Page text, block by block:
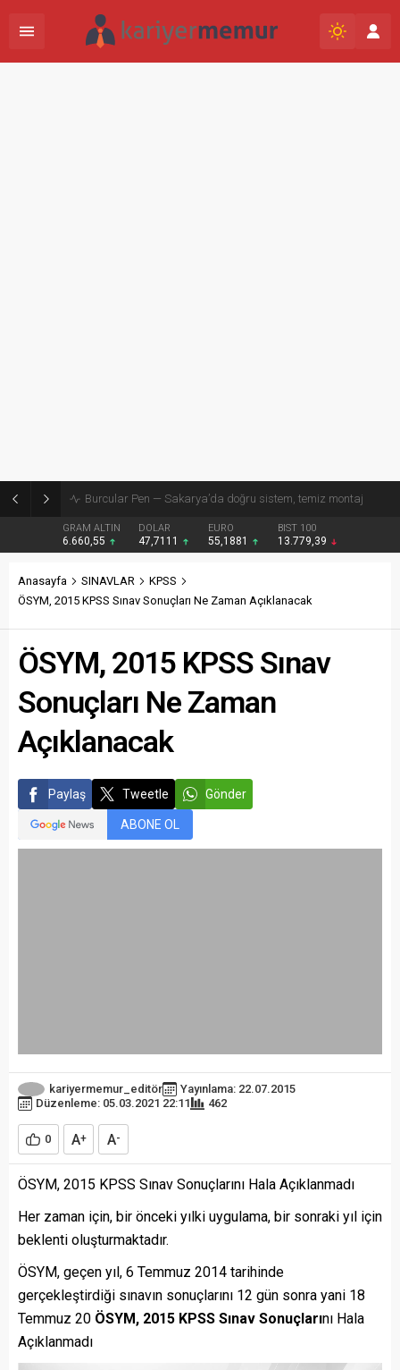
Burcular Pen — Sakarya’da doğru sistem, temiz montaj
GRAM ALTIN
6.660,55
DOLAR
47,7111
EURO
55,1881
BIST 100
13.779,39
Anasayfa SINAVLAR
KPSS
ÖSYM, 2015 KPSS Sınav Sonuçları Ne Zaman Açıklanacak
ÖSYM, 2015 KPSS Sınav
Sonuçları Ne Zaman
Açıklanacak
Paylaş Tweetle Gönder
ABONE OL
kariyermemur_editör
Yayınlama: 22.07.2015
Düzenleme: 05.03.2021 22:11
462
0 A+ A-
ÖSYM, 2015 KPSS Sınav Sonuçlarını Hala Açıklanmadı
Her zaman için, bir önceki yılki uygulama, bir sonraki yıl için
beklenti oluşturmaktadır.
ÖSYM, geçen yıl, 6 Temmuz 2014 tarihinde
gerçekleştirdiği sınavın sonuçlarını 12 gün sonra yani 18
Temmuz 20 ÖSYM, 2015 KPSS Sınav Sonuçlarını Hala
Açıklanmadı